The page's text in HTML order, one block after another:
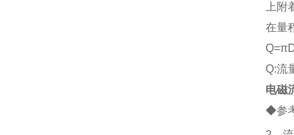
上
在量
Q=
Q:流
电磁
◆参